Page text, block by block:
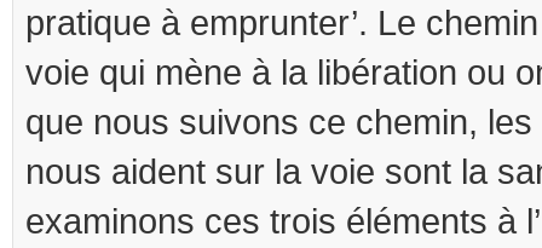
pratique à emprunter’. Le
voie qui mène à la libération ou
que nous suivons ce chemin,
nous aident sur la voie sont la
examinons ces trois éléments à